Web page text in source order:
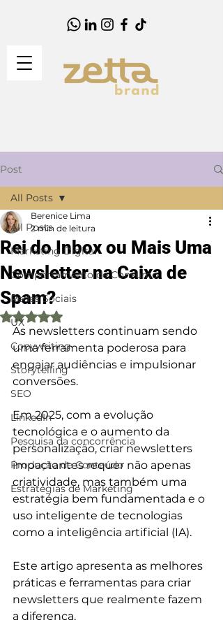
Post
All Posts
Marketing Digital
Comportamento de Consumo
Redes Sociais
UX
Copywriting
Storytelling
SEO
LinkedIn
Pesquisa da concorrência
Produção de Conteúdo
Estratégias de Marketing
All Posts
Rei do Inbox ou Mais Uma
Newsletter na Caixa de
Spam?
Berenice Lima
2 min de leitura
Avaliado com NaN de 5 estrelas.
As newsletters continuam sendo
uma ferramenta poderosa para
engajar audiências e impulsionar
conversões.
Em 2025, com a evolução
tecnológica e o aumento da
personalização, criar newsletters
impactantes requer não apenas
criatividade, mas também uma
estratégia bem fundamentada e o
uso inteligente de tecnologias
como a inteligência artificial (IA).
Este artigo apresenta as melhores
práticas e ferramentas para criar
newsletters que realmente fazem
a diferença.